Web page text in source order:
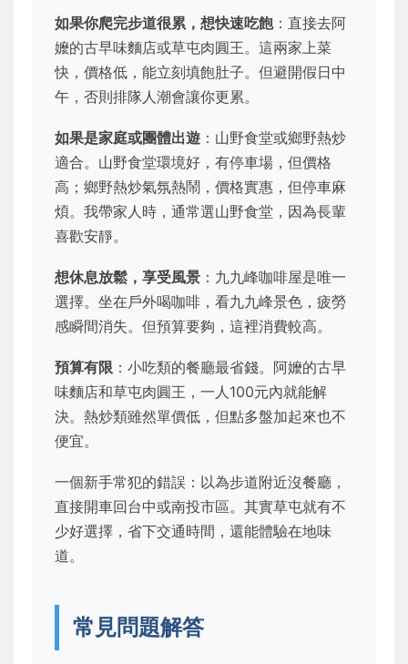
如果你爬完步道很累，想快速吃飽：直接去阿
嬤的古早味麵店或草屯肉圓王。這兩家上菜
快，價格低，能立刻填飽肚子。但避開假日中
午，否則排隊人潮會讓你更累。
如果是家庭或團體出遊 ：山野食堂或鄉野熱炒
適合。山野食堂環境好，有停車場，但價格
高；鄉野熱炒氣氛熱鬧，價格實惠，但停車麻
煩。我帶家人時，通常選山野食堂，因為長輩
喜歡安靜。
想休息放鬆，享受風景 ：九九峰咖啡屋是唯一
選擇。坐在戶外喝咖啡，看九九峰景色，疲勞
感瞬間消失。但預算要夠，這裡消費較高。
預算有限 ：小吃類的餐廳最省錢。阿嬤的古早
味麵店和草屯肉圓王，一人100元內就能解
決。熱炒類雖然單價低，但點多盤加起來也不
便宜。
一個新手常犯的錯誤：以為步道附近沒餐廳，
直接開車回台中或南投市區。其實草屯就有不
少好選擇，省下交通時間，還能體驗在地味
道。
常見問題解答